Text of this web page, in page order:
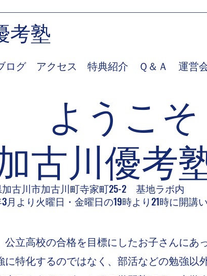
考塾
ログ アクセス 特典紹介 Ｑ＆Ａ 運営
ようこそ
古川優考
古川市加古川町寺家町25-2 基地ラボ内
3月より火曜日・金曜日の19時より21時に開講
立高校の合格を目標にしたお子さんにあ
に特化するのではなく、部活などの勉強以